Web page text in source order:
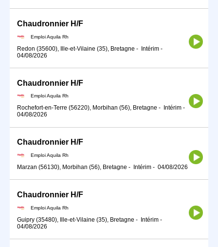
Chaudronnier H/F
Emploi Aquila Rh
Redon (35600), Ille-et-Vilaine (35), Bretagne - Intérim -
04/08/2026
Chaudronnier H/F
Emploi Aquila Rh
Rochefort-en-Terre (56220), Morbihan (56), Bretagne - Intérim -
04/08/2026
Chaudronnier H/F
Emploi Aquila Rh
Marzan (56130), Morbihan (56), Bretagne - Intérim - 04/08/2026
Chaudronnier H/F
Emploi Aquila Rh
Guipry (35480), Ille-et-Vilaine (35), Bretagne - Intérim -
04/08/2026